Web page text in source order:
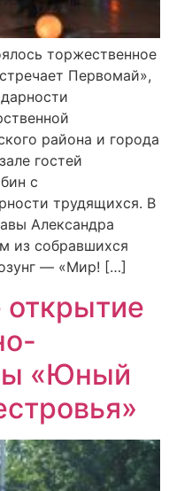
торжественное
Первомай»,
района и города
гостей
с
трудящихся. В
Александра
из собравшихся
— «Мир! […]
«Юный